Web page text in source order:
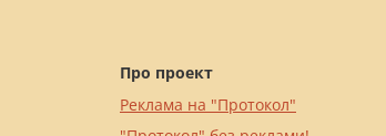
Про проект
Реклама на "Протокол"